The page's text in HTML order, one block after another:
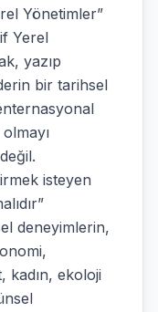
Yönetimler”
Yerel
yazıp
bir tarihsel
isteyen
deneyimlerin,
kadın, ekoloji